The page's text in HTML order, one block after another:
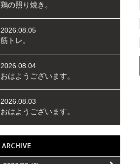
鶏の照り焼き。
2026.08.05
筋トレ。
2026.08.04
おはようございます。
2026.08.03
おはようございます。
ARCHIVE